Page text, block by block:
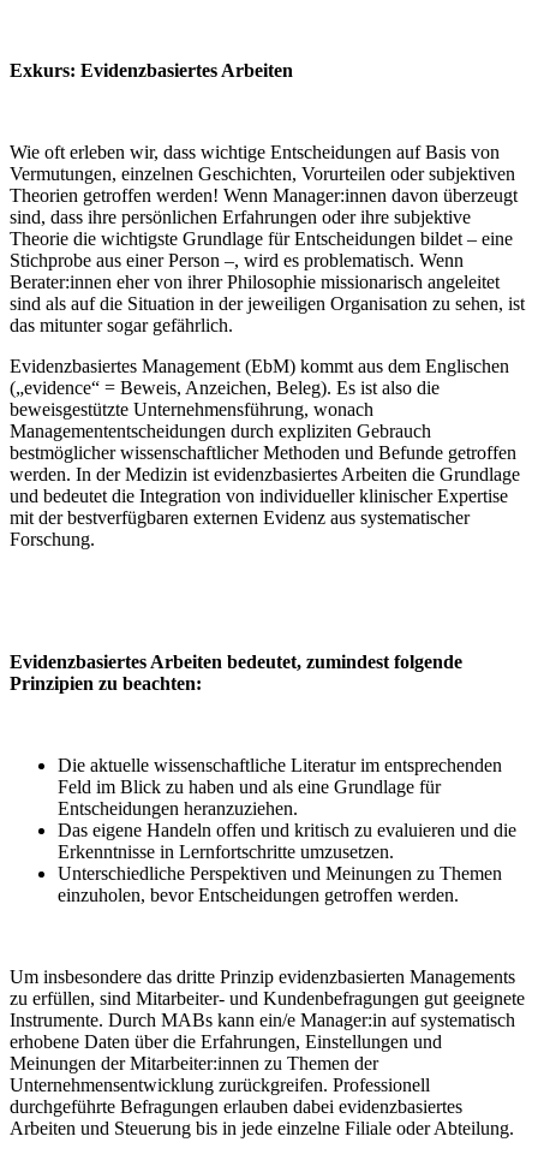
Exkurs: Evidenzbasiertes Arbeiten
Wie oft erleben wir, dass wichtige Entscheidungen auf Basis von
Vermutungen, einzelnen Geschichten, Vorurteilen oder subjektiven
Theorien getroffen werden! Wenn Manager:innen davon überzeugt
sind, dass ihre persönlichen Erfahrungen oder ihre subjektive
Theorie die wichtigste Grundlage für Entscheidungen bildet – eine
Stichprobe aus einer Person –, wird es problematisch. Wenn
Berater:innen eher von ihrer Philosophie missionarisch angeleitet
sind als auf die Situation in der jeweiligen Organisation zu sehen, ist
das mitunter sogar gefährlich.
Evidenzbasiertes Management (EbM) kommt aus dem Englischen
(„evidence“ = Beweis, Anzeichen, Beleg). Es ist also die
beweisgestützte Unternehmensführung, wonach
Managemententscheidungen durch expliziten Gebrauch
bestmöglicher wissenschaftlicher Methoden und Befunde getroffen
werden. In der Medizin ist evidenzbasiertes Arbeiten die Grundlage
und bedeutet die Integration von individueller klinischer Expertise
mit der bestverfügbaren externen Evidenz aus systematischer
Forschung.
Evidenzbasiertes Arbeiten bedeutet, zumindest folgende
Prinzipien zu beachten:
Die aktuelle wissenschaftliche Literatur im entsprechenden
Feld im Blick zu haben und als eine Grundlage für
Entscheidungen heranzuziehen.
Das eigene Handeln offen und kritisch zu evaluieren und die
Erkenntnisse in Lernfortschritte umzusetzen.
Unterschiedliche Perspektiven und Meinungen zu Themen
einzuholen, bevor Entscheidungen getroffen werden.
Um insbesondere das dritte Prinzip evidenzbasierten Managements
zu erfüllen, sind Mitarbeiter- und Kundenbefragungen gut geeignete
Instrumente. Durch MABs kann ein/e Manager:in auf systematisch
erhobene Daten über die Erfahrungen, Einstellungen und
Meinungen der Mitarbeiter:innen zu Themen der
Unternehmensentwicklung zurückgreifen. Professionell
durchgeführte Befragungen erlauben dabei evidenzbasiertes
Arbeiten und Steuerung bis in jede einzelne Filiale oder Abteilung.